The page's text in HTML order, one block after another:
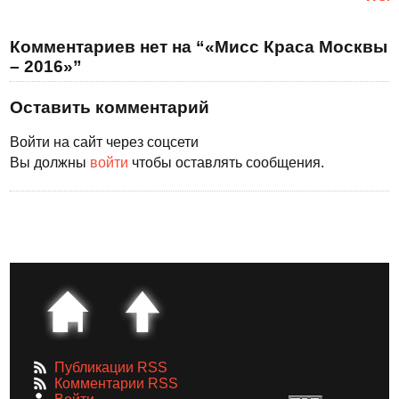
Комментариев нет на “«Мисс Краса Москвы
– 2016»”
Оставить комментарий
Войти на сайт через соцсети
Вы должны войти чтобы оставлять сообщения.
Публикации RSS
Комментарии RSS